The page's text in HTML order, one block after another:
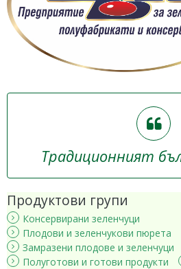
Традиционният
Продуктови групи
Консервирани зеленчуци
Плодови и зеленчукови пюрета
Замразени плодове и зеленчуци
Полуготови и готови продукти